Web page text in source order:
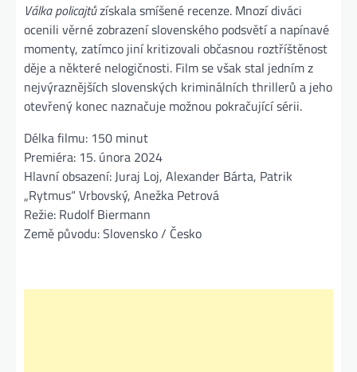
Válka policajtůzískala smíšené recenze. Mnozí diváci
ocenili věrné zobrazení slovenského podsvětí a napínavé
momenty, zatímco jiní kritizovali občasnou roztříštěnost
děje a některé nelogičnosti. Film se však stal jedním z
nejvýraznějších slovenských kriminálních thrillerů a jeho
otevřený konec naznačuje možnou pokračující sérii​.
Délka filmu: 150 minut
Premiéra: 15. února 2024
Hlavní obsazení: Juraj Loj, Alexander Bárta, Patrik
„Rytmus“ Vrbovský, Anežka Petrová
Režie: Rudolf Biermann
Země původu: Slovensko / Česko